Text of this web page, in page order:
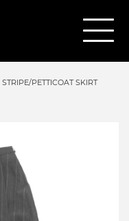
PETTICOAT SKIRT